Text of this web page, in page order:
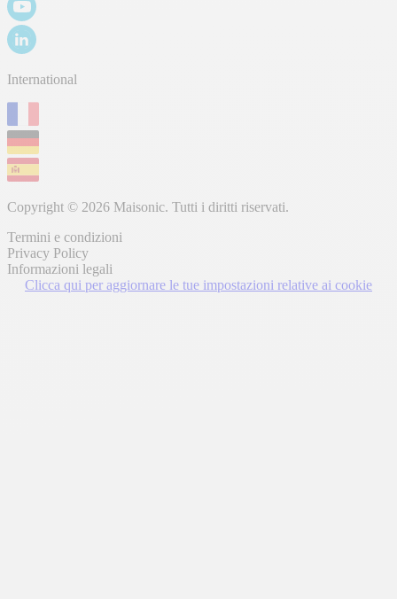
International
Copyright © 2026 Maisonic. Tutti i diritti riservati.
Termini e condizioni
Privacy Policy
Informazioni legali
Clicca qui per aggiornare le tue impostazioni relative ai cookie